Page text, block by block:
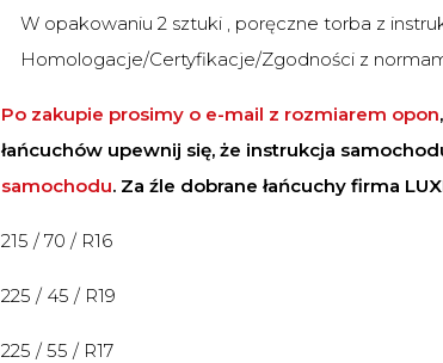
W opakowaniu 2 sztuki , poręczne torba z
Homologacje/Certyfikacje/Zgodności z
Po zakupie prosimy o e-mail z rozmiarem opon
łańcuchów upewnij się, że instrukcja
samochodu. Za źle dobrane łańcuchy firma
215 / 70 / R16
225 / 45 / R19
225 / 55 / R17